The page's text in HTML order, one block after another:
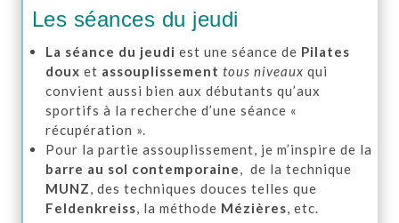
Les séances du jeudi
La séance du jeudi est une séance de Pilates
doux et assouplissement tous niveaux qui
convient aussi bien aux débutants qu’aux
sportifs à la recherche d’une séance «
récupération ».
Pour la partie assouplissement, je m’inspire de la
barre au sol contemporaine, de la technique
MUNZ, des techniques douces telles que
Feldenkreiss, la méthode Mézières, etc.